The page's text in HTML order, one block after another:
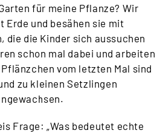
für meine Pflanze? Wir
Erde und besähen sie mit
die die Kinder sich aussuchen
schon mal dabei und arbeiten
vom letzten Mal sind
zu kleinen Setzlingen
Frage: „Was bedeutet echte